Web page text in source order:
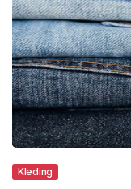
Kleding